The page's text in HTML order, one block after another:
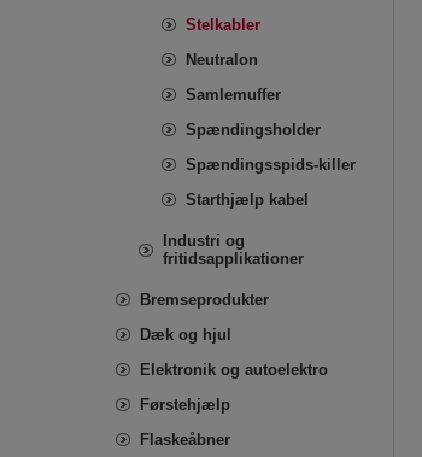
Stelkabler
Neutralon
Samlemuffer
Spændingsholder
Spændingsspids-killer
Starthjælp kabel
Industri og
fritidsapplikationer
Bremseprodukter
Dæk og hjul
Elektronik og autoelektro
Førstehjælp
Flaskeåbner